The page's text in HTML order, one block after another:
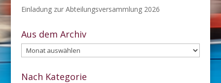
Einladung zur Abteilungsversammlung 2026
Aus dem Archiv
Aus
dem
Archiv
Nach Kategorie